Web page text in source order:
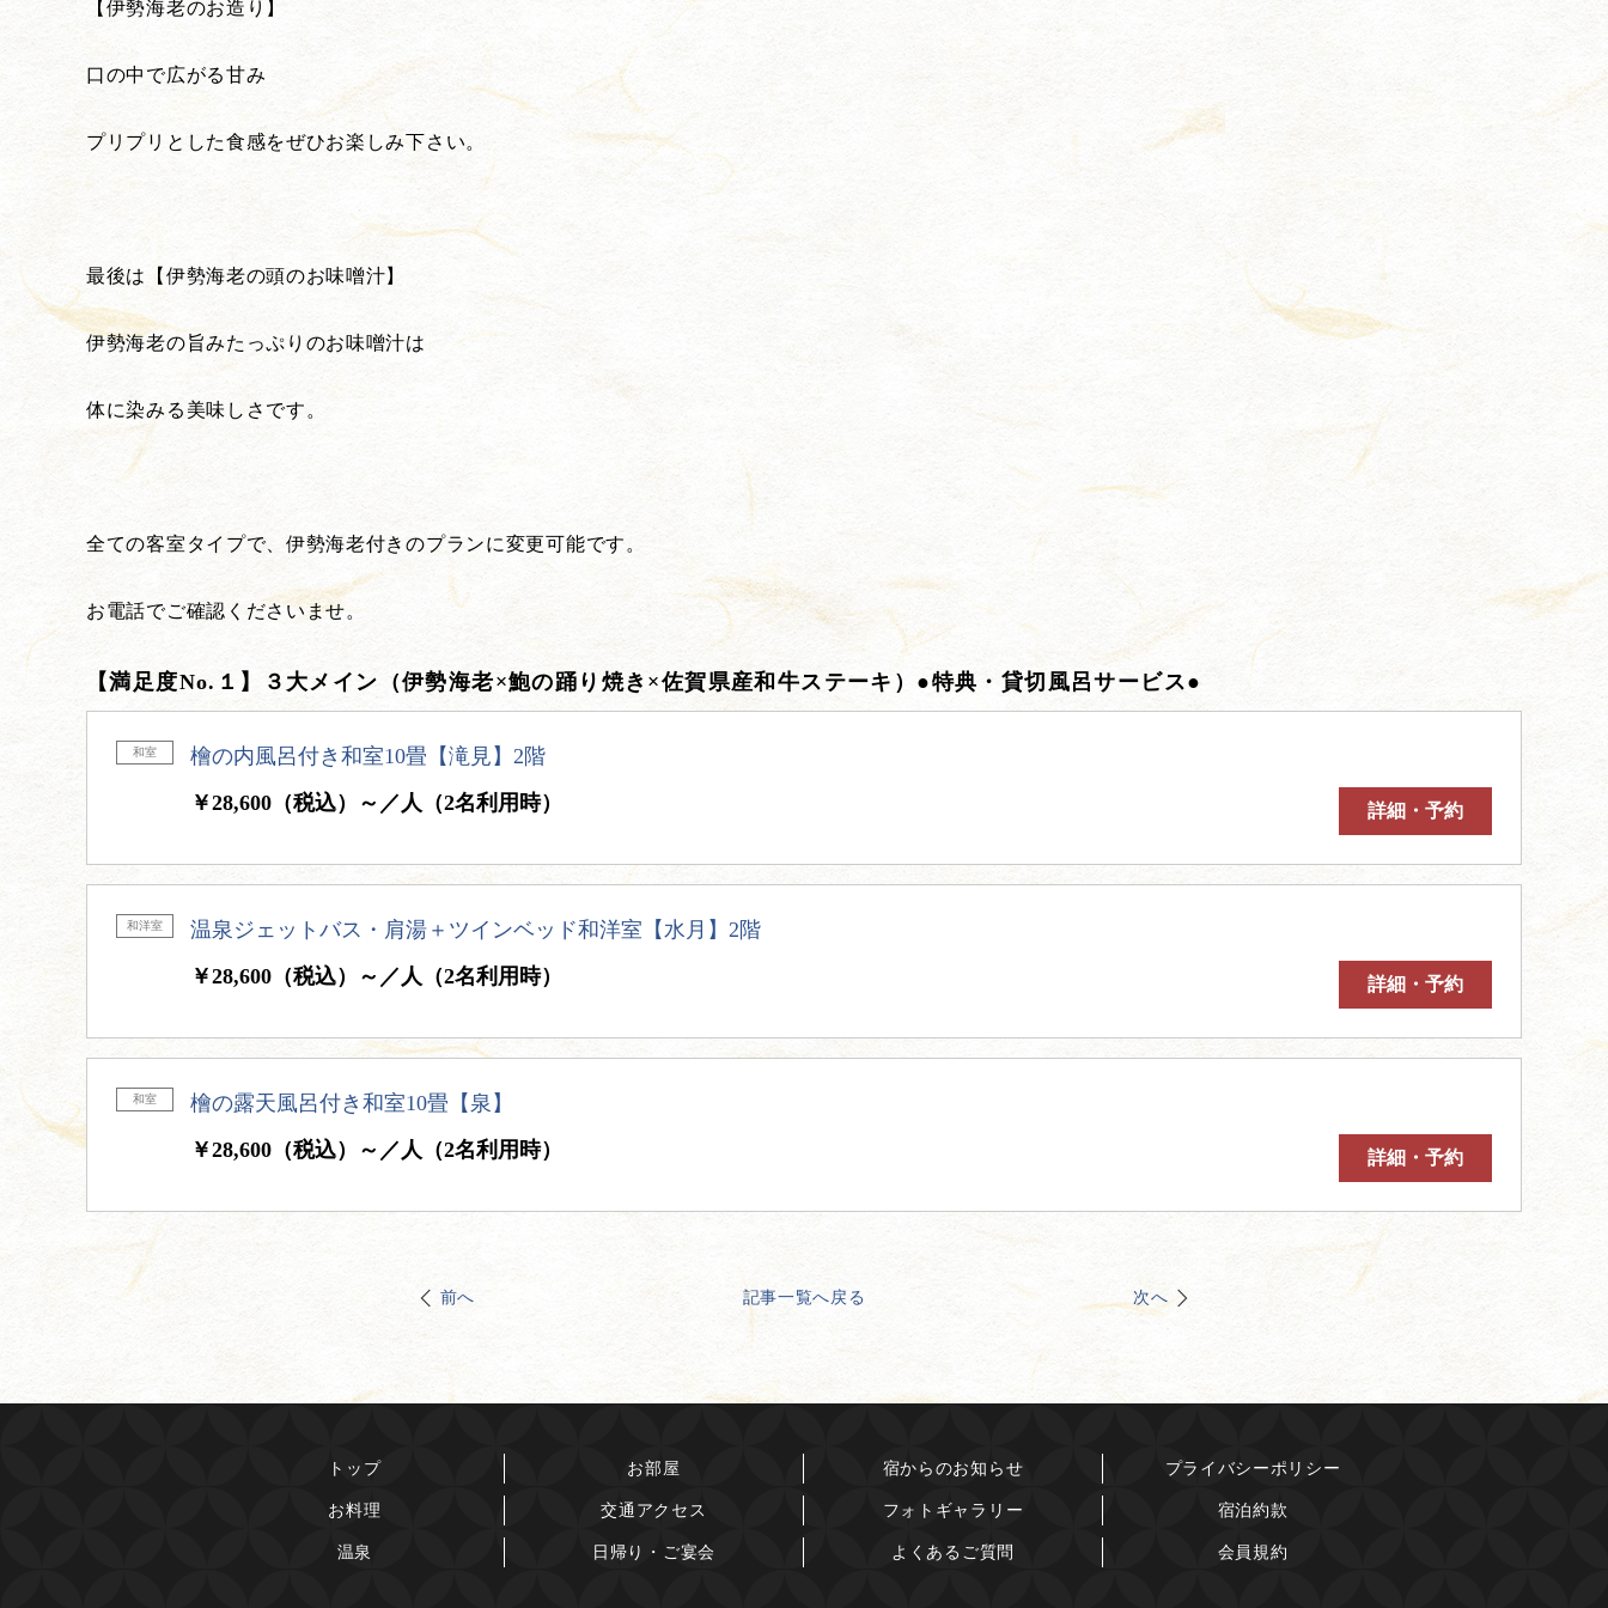
【伊勢海老のお造り】
口の中で広がる甘み
プリプリとした食感をぜひお楽しみ下さい。
最後は【伊勢海老の頭のお味噌汁】
伊勢海老の旨みたっぷりのお味噌汁は
体に染みる美味しさです。
全ての客室タイプで、伊勢海老付きのプランに変更可能です。
お電話でご確認くださいませ。
【満足度No.１】３大メイン（伊勢海老×鮑の踊り焼き×佐賀県産和牛ステーキ）●特典・貸切風呂サービス●
和室
檜の内風呂付き和室10畳【滝見】2階
￥28,600（税込）～／人（2名利用時）
詳細・予約
和洋室
温泉ジェットバス・肩湯＋ツインベッド和洋室【水月】2階
￥28,600（税込）～／人（2名利用時）
詳細・予約
和室
檜の露天風呂付き和室10畳【泉】
￥28,600（税込）～／人（2名利用時）
詳細・予約
前へ 記事一覧へ戻る 次へ
トップ
お料理
温泉
お部屋
交通アクセス
日帰り・ご宴会
宿からのお知らせ
フォトギャラリー
よくあるご質問
プライバシーポリシー
宿泊約款
会員規約